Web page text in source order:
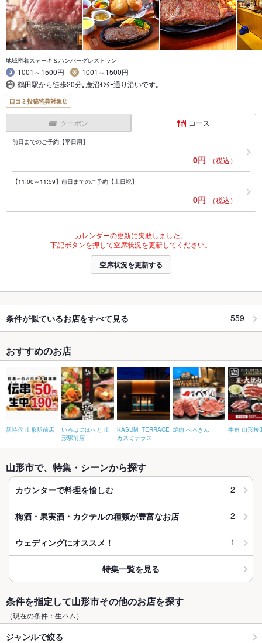
地域密着ステーキ＆ハンバーグレストラン
1001～1500円
1001～1500円
鶴田駅から徒歩20分｡鹿沼ｲﾝﾀｰ通り沿いです｡
口コミ投稿特典対象店
クーポン コース
前日までのご予約【平日用】
0円 （税込）
【11:00～11:59】前日までのご予約【土日祝】
0円 （税込）
カレンダーの更新に失敗しました。
下記ボタンを押して空席状況を更新してください。
空席状況を更新する
条件が似ているお店をすべて見る 559
おすすめのお店
新時代 山形駅前店
いろはにほへと 山
形駅前店
KASUMI TERRACE
カスミテラス
焼肉 べろきん 牛角 山形桜
山形市で、特集・シーンから探す
カウンターで料理を愉しむ 2
梅酒・果実酒・カクテルの種類が豊富なお店 2
ウェディングにオススメ！ 1
特集一覧を見る
条件を指定して山形市その他のお店を探す
（現在の条件：生ハム）
ジャンルで絞る